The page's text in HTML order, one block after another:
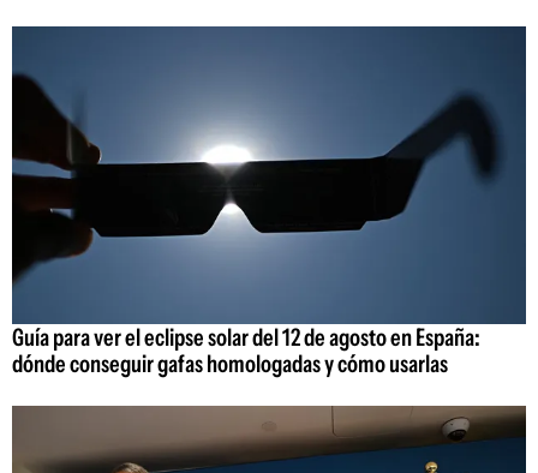
Guía para ver el eclipse solar del 12 de agosto en España:
dónde conseguir gafas homologadas y cómo usarlas